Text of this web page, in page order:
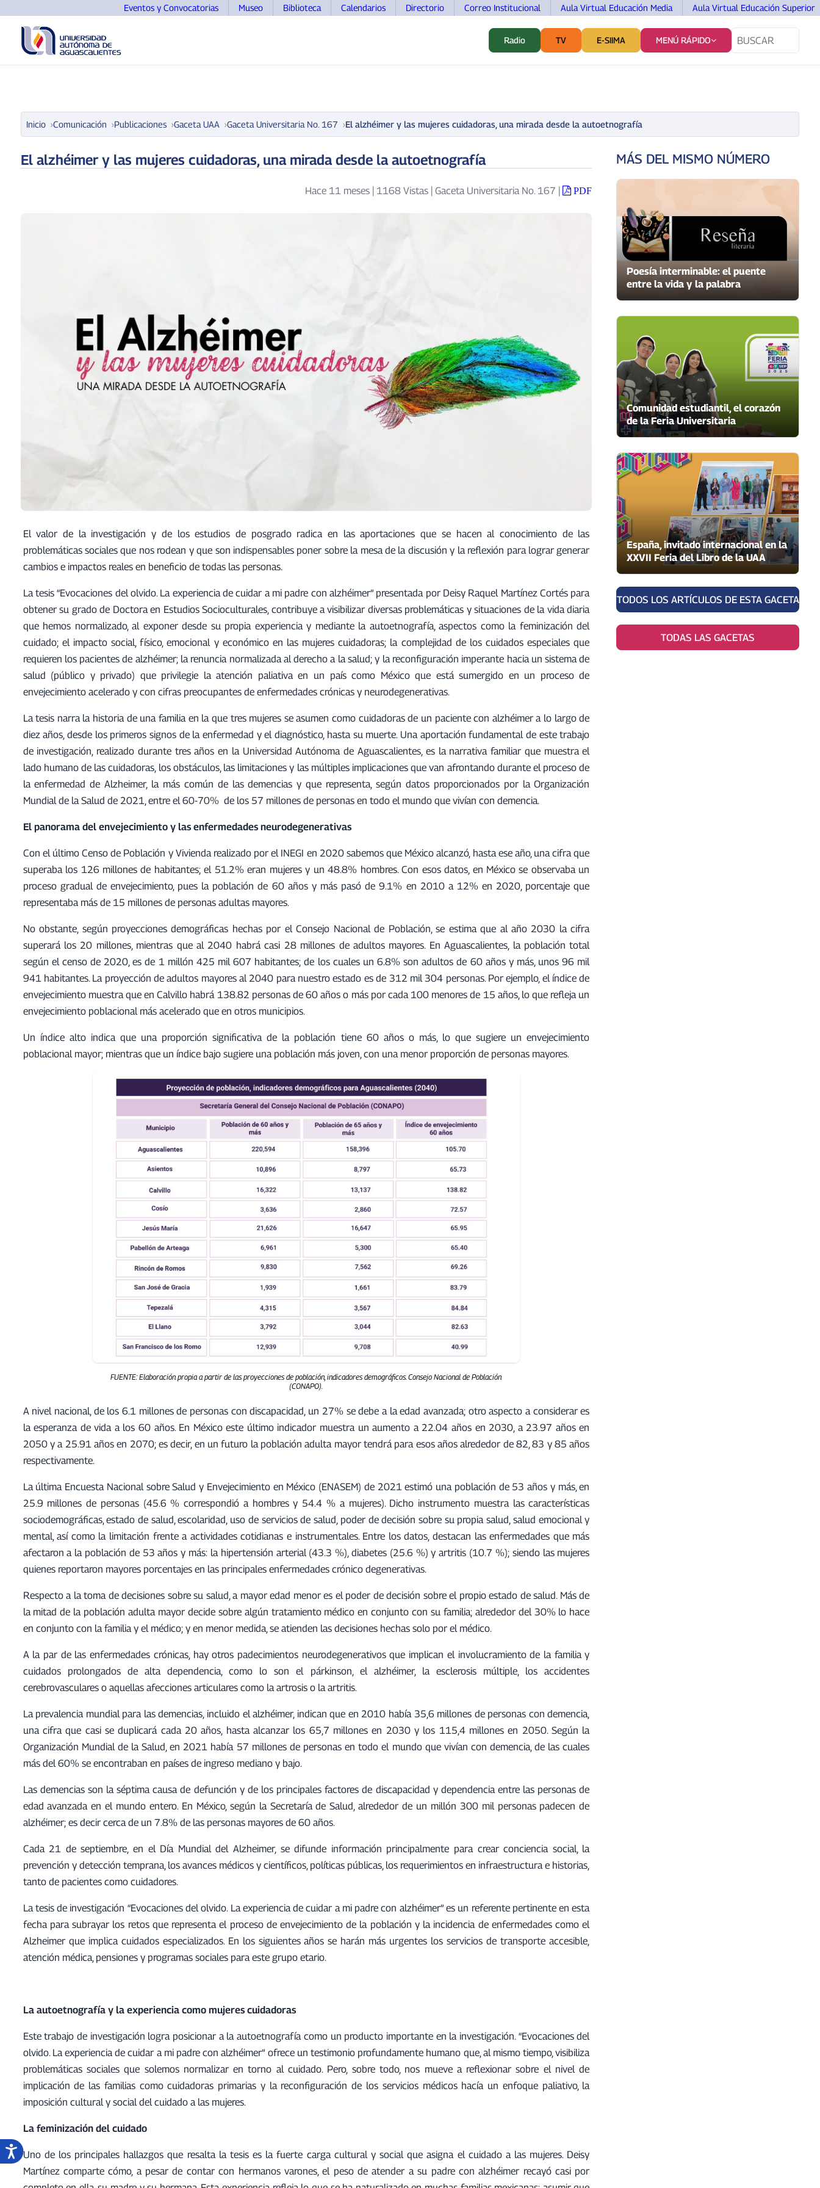
Eventos y Convocatorias Museo Biblioteca Calendarios Directorio Correo Institucional Aula Virtual Educación Media Aula Virtual Educación Superior
Radio TV E-SIIMA MENÚ RÁPIDO
Inicio Comunicación Publicaciones Gaceta UAA Gaceta Universitaria No. 167 El alzhéimer y las mujeres cuidadoras, una mirada desde la autoetnografía
El alzhéimer y las mujeres cuidadoras, una mirada desde la autoetnografía
Hace 11 meses | 1168 Vistas |Gaceta Universitaria No. 167 | PDF
El valor de la investigación y de los estudios de posgrado radica en las aportaciones que se hacen al conocimiento de las
problemáticas sociales que nos rodean y que son indispensables poner sobre la mesa de la discusión y la reflexión para lograr generar
cambios e impactos reales en beneficio de todas las personas.
La tesis “Evocaciones del olvido. La experiencia de cuidar a mi padre con alzhéimer” presentada por Deisy Raquel Martínez Cortés para
obtener su grado de Doctora en Estudios Socioculturales, contribuye a visibilizar diversas problemáticas y situaciones de la vida diaria
que hemos normalizado, al exponer desde su propia experiencia y mediante la autoetnografía, aspectos como la feminización del
cuidado; el impacto social, físico, emocional y económico en las mujeres cuidadoras; la complejidad de los cuidados especiales que
requieren los pacientes de alzhéimer; la renuncia normalizada al derecho a la salud; y la reconfiguración imperante hacia un sistema de
salud (público y privado) que privilegie la atención paliativa en un país como México que está sumergido en un proceso de
envejecimiento acelerado y con cifras preocupantes de enfermedades crónicas y neurodegenerativas.
La tesis narra la historia de una familia en la que tres mujeres se asumen como cuidadoras de un paciente con alzhéimer a lo largo de
diez años, desde los primeros signos de la enfermedad y el diagnóstico, hasta su muerte. Una aportación fundamental de este trabajo
de investigación, realizado durante tres años en la Universidad Autónoma de Aguascalientes, es la narrativa familiar que muestra el
lado humano de las cuidadoras, los obstáculos, las limitaciones y las múltiples implicaciones que van afrontando durante el proceso de
la enfermedad de Alzheimer, la más común de las demencias y que representa, según datos proporcionados por la Organización
Mundial de la Salud de 2021, entre el 60-70% de los 57 millones de personas en todo el mundo que vivían con demencia.
El panorama del envejecimiento y las enfermedades neurodegenerativas
Con el último Censo de Población y Vivienda realizado por el INEGI en 2020 sabemos que México alcanzó, hasta ese año, una cifra que
superaba los 126 millones de habitantes; el 51.2% eran mujeres y un 48.8% hombres. Con esos datos, en México se observaba un
proceso gradual de envejecimiento, pues la población de 60 años y más pasó de 9.1% en 2010 a 12% en 2020, porcentaje que
representaba más de 15 millones de personas adultas mayores.
No obstante, según proyecciones demográficas hechas por el Consejo Nacional de Población, se estima que al año 2030 la cifra
superará los 20 millones, mientras que al 2040 habrá casi 28 millones de adultos mayores. En Aguascalientes, la población total
según el censo de 2020, es de 1 millón 425 mil 607 habitantes; de los cuales un 6.8% son adultos de 60 años y más, unos 96 mil
941 habitantes. La proyección de adultos mayores al 2040 para nuestro estado es de 312 mil 304 personas. Por ejemplo, el índice de
envejecimiento muestra que en Calvillo habrá 138.82 personas de 60 años o más por cada 100 menores de 15 años, lo que refleja un
envejecimiento poblacional más acelerado que en otros municipios.
Un índice alto indica que una proporción significativa de la población tiene 60 años o más, lo que sugiere un envejecimiento
poblacional mayor; mientras que un índice bajo sugiere una población más joven, con una menor proporción de personas mayores.
FUENTE: Elaboración propia a partir de las proyecciones de población, indicadores demográficos. Consejo Nacional de Población
(CONAPO).
A nivel nacional, de los 6.1 millones de personas con discapacidad, un 27% se debe a la edad avanzada; otro aspecto a considerar es
la esperanza de vida a los 60 años. En México este último indicador muestra un aumento a 22.04 años en 2030, a 23.97 años en
2050 y a 25.91 años en 2070; es decir, en un futuro la población adulta mayor tendrá para esos años alrededor de 82, 83 y 85 años
respectivamente.
La última Encuesta Nacional sobre Salud y Envejecimiento en México (ENASEM) de 2021 estimó una población de 53 años y más, en
25.9 millones de personas (45.6 % correspondió a hombres y 54.4 % a mujeres). Dicho instrumento muestra las características
sociodemográficas, estado de salud, escolaridad, uso de servicios de salud, poder de decisión sobre su propia salud, salud emocional y
mental, así como la limitación frente a actividades cotidianas e instrumentales. Entre los datos, destacan las enfermedades que más
afectaron a la población de 53 años y más: la hipertensión arterial (43.3 %), diabetes (25.6 %) y artritis (10.7 %); siendo las mujeres
quienes reportaron mayores porcentajes en las principales enfermedades crónico degenerativas.
Respecto a la toma de decisiones sobre su salud, a mayor edad menor es el poder de decisión sobre el propio estado de salud. Más de
la mitad de la población adulta mayor decide sobre algún tratamiento médico en conjunto con su familia; alrededor del 30% lo hace
en conjunto con la familia y el médico; y en menor medida, se atienden las decisiones hechas solo por el médico.
A la par de las enfermedades crónicas, hay otros padecimientos neurodegenerativos que implican el involucramiento de la familia y
cuidados prolongados de alta dependencia, como lo son el párkinson, el alzhéimer, la esclerosis múltiple, los accidentes
cerebrovasculares o aquellas afecciones articulares como la artrosis o la artritis.
La prevalencia mundial para las demencias, incluido el alzhéimer, indican que en 2010 había 35,6 millones de personas con demencia,
una cifra que casi se duplicará cada 20 años, hasta alcanzar los 65,7 millones en 2030 y los 115,4 millones en 2050. Según la
Organización Mundial de la Salud, en 2021 había 57 millones de personas en todo el mundo que vivían con demencia, de las cuales
más del 60% se encontraban en países de ingreso mediano y bajo.
Las demencias son la séptima causa de defunción y de los principales factores de discapacidad y dependencia entre las personas de
edad avanzada en el mundo entero. En México, según la Secretaría de Salud, alrededor de un millón 300 mil personas padecen de
alzhéimer; es decir cerca de un 7.8% de las personas mayores de 60 años.
Cada 21 de septiembre, en el Día Mundial del Alzheimer, se difunde información principalmente para crear conciencia social, la
prevención y detección temprana, los avances médicos y científicos, políticas públicas, los requerimientos en infraestructura e historias,
tanto de pacientes como cuidadores.
La tesis de investigación “Evocaciones del olvido. La experiencia de cuidar a mi padre con alzhéimer” es un referente pertinente en esta
fecha para subrayar los retos que representa el proceso de envejecimiento de la población y la incidencia de enfermedades como el
Alzheimer que implica cuidados especializados. En los siguientes años se harán más urgentes los servicios de transporte accesible,
atención médica, pensiones y programas sociales para este grupo etario.
La autoetnografía y la experiencia como mujeres cuidadoras
Este trabajo de investigación logra posicionar a la autoetnografía como un producto importante en la investigación. “Evocaciones del
olvido. La experiencia de cuidar a mi padre con alzhéimer” ofrece un testimonio profundamente humano que, al mismo tiempo, visibiliza
problemáticas sociales que solemos normalizar en torno al cuidado. Pero, sobre todo, nos mueve a reflexionar sobre el nivel de
implicación de las familias como cuidadoras primarias y la reconfiguración de los servicios médicos hacía un enfoque paliativo, la
imposición cultural y social del cuidado a las mujeres.
La feminización del cuidado
Uno de los principales hallazgos que resalta la tesis es la fuerte carga cultural y social que asigna el cuidado a las mujeres. Deisy
Martínez comparte cómo, a pesar de contar con hermanos varones, el peso de atender a su padre con alzhéimer recayó casi por
MÁS DEL MISMO NÚMERO
Poesía interminable: el puente
entre la vida y la palabra
Comunidad estudiantil, el corazón
de la Feria Universitaria
España, invitado internacional en la
XXVII Feria del Libro de la UAA
TODOS LOS ARTÍCULOS DE ESTA GACETA
TODAS LAS GACETAS